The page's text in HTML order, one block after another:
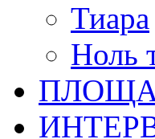
Тиара
Ноль